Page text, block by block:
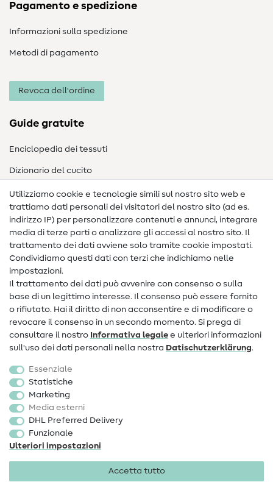
Pagamento e spedizione
Informazioni sulla spedizione
Metodi di pagamento
Revoca dell'ordine
Guide gratuite
Enciclopedia dei tessuti
Dizionario del cucito
Nähanleitungen
Assistenza e contatto
Contatto
Informazioni sul nuovo proprietario
FAQ
Diritto di recesso
Popolare
Accessori cucito
Sale
Utilizziamo cookie e tecnologie simili sul nostro sito web e
trattiamo dati personali dei visitatori del nostro sito (ad es.
indirizzo IP) per personalizzare contenuti e annunci, integrare
media di terze parti o analizzare gli accessi al nostro sito. Il
trattamento dei dati avviene solo tramite cookie impostati.
Condividiamo questi dati con terzi che indichiamo nelle
impostazioni.
Il trattamento dei dati può avvenire con consenso o sulla
base di un legittimo interesse. Il consenso può essere fornito
o rifiutato. Hai il diritto di non acconsentire e di modificare o
revocare il consenso in un secondo momento. Si prega di
consultare il nostro Informativa legale e ulteriori informazioni
sull'uso dei dati personali nella nostra Dati­schutz­erklärung.
Essenziale
Statistiche
Marketing
Media esterni
DHL Preferred Delivery
Funzionale
Ulteriori impostazioni
Accetta tutto